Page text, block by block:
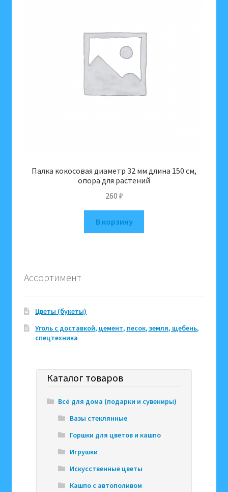
Палка кокосовая диаметр 32 мм длина 150 см,
опора для растений
260 ₽
В корзину
Ассортимент
Цветы (букеты)
Уголь с доставкой, цемент, песок, земля, щебень,
спецтехника
Каталог товаров
Всё для дома (подарки и сувениры)
Вазы стеклянные
Горшки для цветов и кашпо
Игрушки
Искусственные цветы
Кашпо с автополивом